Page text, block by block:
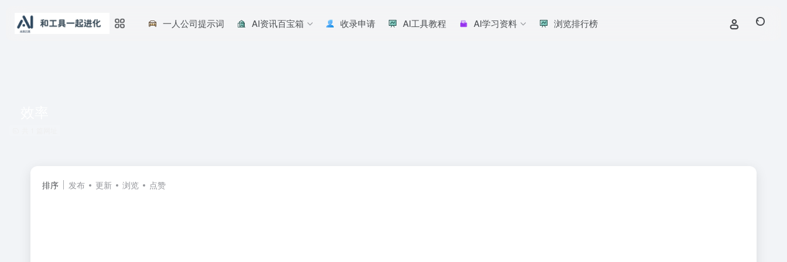
一人公司提示词 AI资讯百宝箱 收录申请 AI工具教程 AI学习资料 浏览排行榜
排序 发布 更新 浏览 点赞